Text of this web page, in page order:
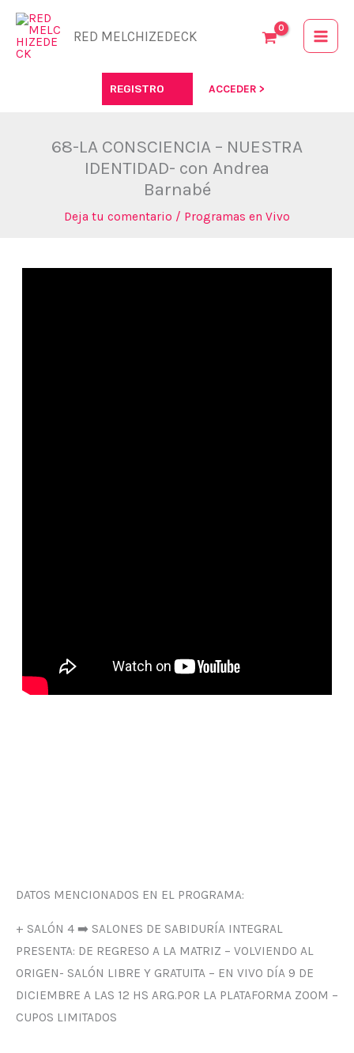
contenido
RED MELCHIZEDECK
REGISTRO ACCEDER >
68-LA CONSCIENCIA – NUESTRA
IDENTIDAD- con Andrea
Barnabé
Deja tu comentario / Programas en Vivo
DATOS MENCIONADOS EN EL PROGRAMA:
+ SALÓN 4 ➡️ SALONES DE SABIDURÍA INTEGRAL
PRESENTA: DE REGRESO A LA MATRIZ – VOLVIENDO AL
ORIGEN- SALÓN LIBRE Y GRATUITA – EN VIVO DÍA 9 DE
DICIEMBRE A LAS 12 HS ARG.POR LA PLATAFORMA ZOOM –
CUPOS LIMITADOS